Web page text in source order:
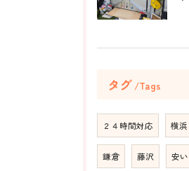
タグ Tags
２４時間対応 横浜
鎌倉 藤沢 安い